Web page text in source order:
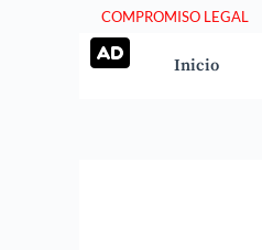
COMPROMISO LEGAL
Inicio